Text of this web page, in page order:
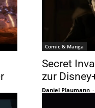
Comic & Manga
Secret
zur
Daniel Plaumann -